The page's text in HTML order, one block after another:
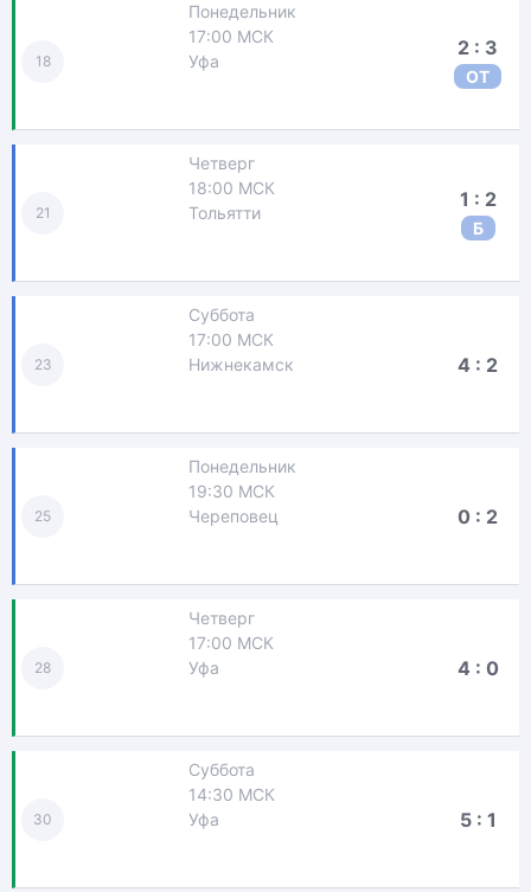
18
Понедельник
17:00 МСК
Уфа
2 : 3
ОТ
21
Четверг
18:00 МСК
Тольятти
1 : 2
Б
23
Суббота
17:00 МСК
Нижнекамск
4 : 2
25
Понедельник
19:30 МСК
Череповец
0 : 2
28
Четверг
17:00 МСК
Уфа
4 : 0
30
Суббота
14:30 МСК
Уфа
5 : 1